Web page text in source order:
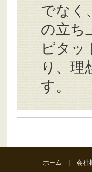
でなく
の立ち
ピタッ
り、理
す。
ホーム 会社